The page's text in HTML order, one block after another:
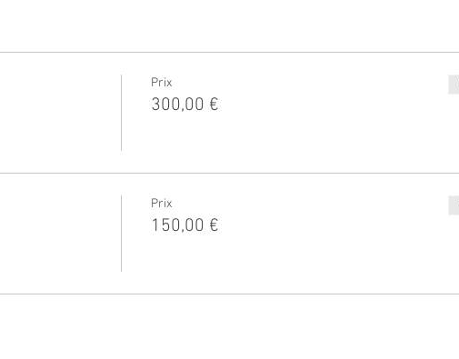
Prix
300,00 €
Prix
150,00 €